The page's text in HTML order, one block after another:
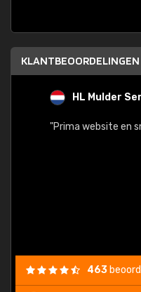
KLANTBEOORDELINGEN
HL Mulder
"Prima website en
463